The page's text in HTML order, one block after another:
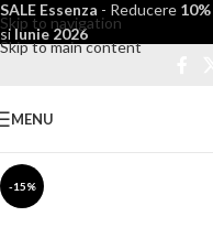
Skip to navigation
Skip to main content
SALE Essenza - Reducere 10%
siIunie 2026
MENU
-15%